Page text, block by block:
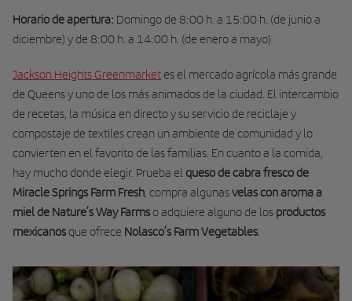
Horario de apertura: Domingo de 8:00 h. a 15:00 h. (de junio a
diciembre) y de 8:00 h. a 14:00 h. (de enero a mayo)
Jackson Heights Greenmarketes el mercado agrícola más grande
de Queens y uno de los más animados de la ciudad. El intercambio
de recetas, la música en directo y su servicio de reciclaje y
compostaje de textiles crean un ambiente de comunidad y lo
convierten en el favorito de las familias. En cuanto a la comida,
hay mucho donde elegir. Prueba elqueso de cabra fresco de
Miracle Springs Farm Fresh, compra algunasvelas con aroma a
miel de Nature’s Way Farms o adquiere alguno de los productos
mexicanosque ofrece Nolasco’s Farm Vegetables.